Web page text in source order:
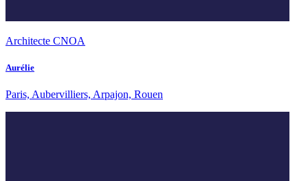
Architecte CNOA
Aurélie
Paris, Aubervilliers, Arpajon, Rouen